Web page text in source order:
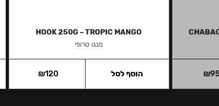
₪
HOOK 250G – TROPIC MANGO
מנגו טרופי
₪120 הוסף לסל